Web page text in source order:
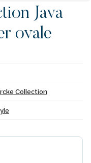
Java
ovale
Collection